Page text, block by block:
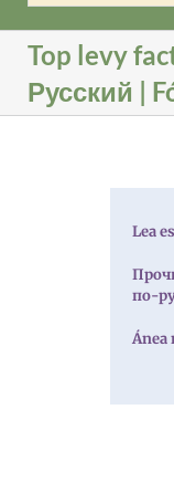
Top levy
Русский |
Lea
по-
Ánea